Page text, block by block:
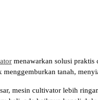
menawarkan solusi praktis
tanah,
mesin cultivator lebih